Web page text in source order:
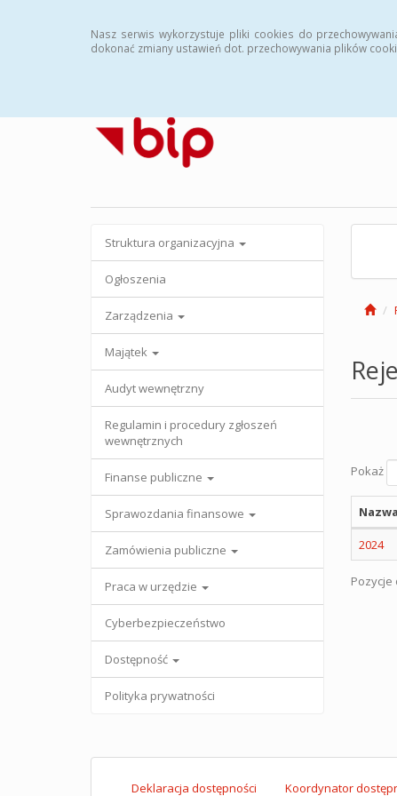
Nasz serwis wykorzystuje pliki cookies do
dokonać zmiany ustawień dot. przechowywania plików
Struktura organizacyjna
Ogłoszenia
Zarządzenia
Majątek
Audyt wewnętrzny
Regulamin i procedury zgłoszeń
wewnętrznych
Finanse publiczne
Sprawozdania finansowe
Zamówienia publiczne
Praca w urzędzie
Cyberbezpieczeństwo
Dostępność
Polityka prywatności
Pokaż
2024
Pozycje
Deklaracja dostępności Koordynator